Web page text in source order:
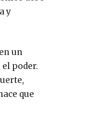
y
un
poder.
que